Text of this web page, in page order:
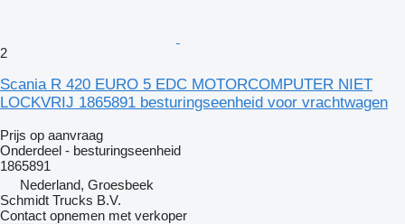
2
Scania R 420 EURO 5 EDC MOTORCOMPUTER NIET
LOCKVRIJ 1865891 besturingseenheid voor vrachtwagen
Prijs op aanvraag
Onderdeel - besturingseenheid
1865891
Nederland, Groesbeek
Schmidt Trucks B.V.
Contact opnemen met verkoper